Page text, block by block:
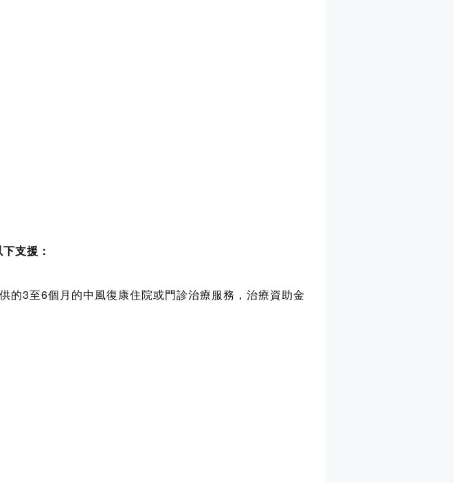
支援：
的3至6個月的中風復康住院或門診治療服務，治療資助金